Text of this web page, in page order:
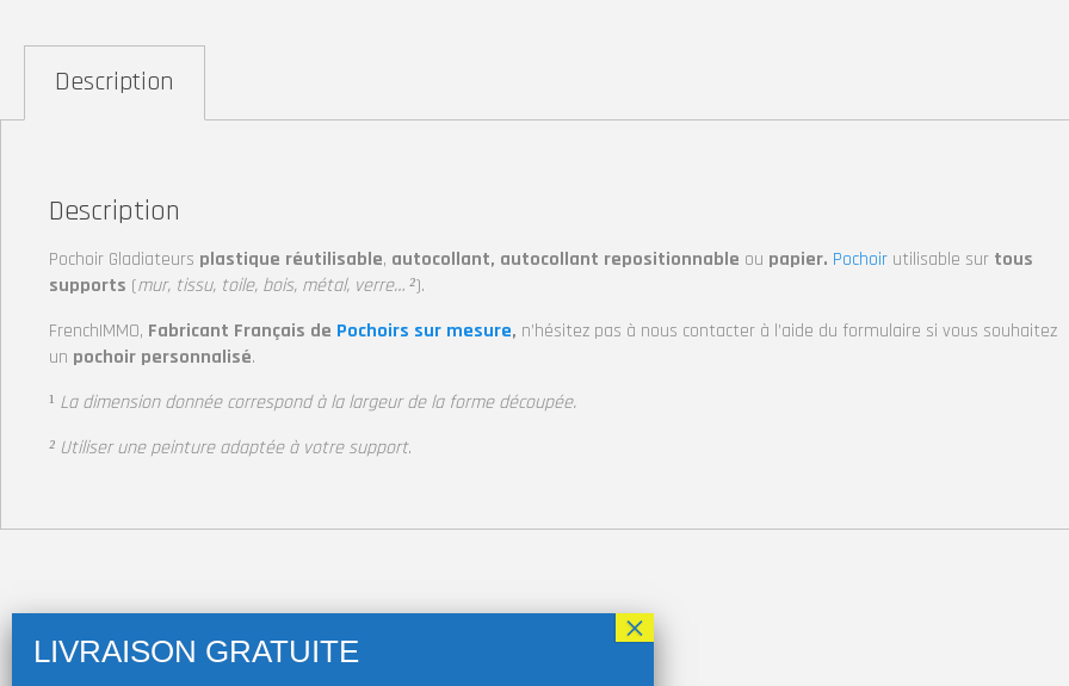
Description
Description
Pochoir Gladiateurs plastique réutilisable, autocollant, autocollant repositionnable ou papier. Pochoir utilisable sur tous
supports (mur, tissu, toile, bois, métal, verre… ²).
FrenchIMMO, Fabricant Français de Pochoirs sur mesure, n’hésitez pas à nous contacter à l’aide du formulaire si vous souhaitez
un pochoir personnalisé.
¹ La dimension donnée correspond à la largeurde la forme découpée.
² Utiliser une peinture adaptée à votre support.